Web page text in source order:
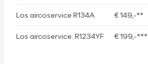
Los aircoservice R134A € 149,-**
Los aircoservice: R1234YF € 199,-***